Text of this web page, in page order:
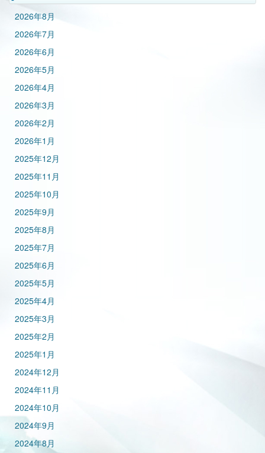
2026年8月
2026年7月
2026年6月
2026年5月
2026年4月
2026年3月
2026年2月
2026年1月
2025年12月
2025年11月
2025年10月
2025年9月
2025年8月
2025年7月
2025年6月
2025年5月
2025年4月
2025年3月
2025年2月
2025年1月
2024年12月
2024年11月
2024年10月
2024年9月
2024年8月